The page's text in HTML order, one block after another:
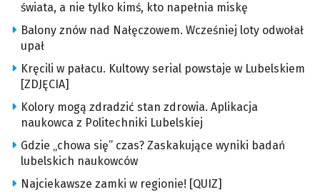
świata, a nie tylko kimś, kto napełnia miskę
Balony znów nad Nałęczowem. Wcześniej loty odwołał
upał
Kręcili w pałacu. Kultowy serial powstaje w Lubelskiem
[ZDJĘCIA]
Kolory mogą zdradzić stan zdrowia. Aplikacja
naukowca z Politechniki Lubelskiej
Gdzie „chowa się” czas? Zaskakujące wyniki badań
lubelskich naukowców
Najciekawsze zamki w regionie! [QUIZ]